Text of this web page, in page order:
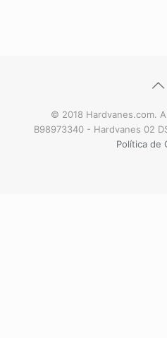
© 2018 Hardvanes.com.
B98973340 - Hardvanes 02
Política de